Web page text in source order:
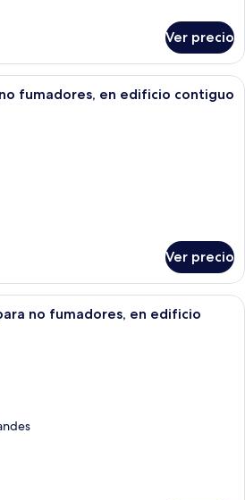
Ver precio
Habitación de hotel con tres camas,
fumadores, en edificio contiguo
Ver precio
Una habitación de hotel con dos
no fumadores, en edificio